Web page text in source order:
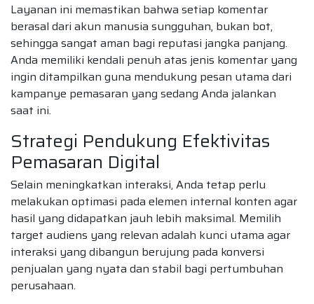
Layanan ini memastikan bahwa setiap komentar
berasal dari akun manusia sungguhan, bukan bot,
sehingga sangat aman bagi reputasi jangka panjang.
Anda memiliki kendali penuh atas jenis komentar yang
ingin ditampilkan guna mendukung pesan utama dari
kampanye pemasaran yang sedang Anda jalankan
saat ini.
Strategi Pendukung Efektivitas
Pemasaran Digital
Selain meningkatkan interaksi, Anda tetap perlu
melakukan optimasi pada elemen internal konten agar
hasil yang didapatkan jauh lebih maksimal. Memilih
target audiens yang relevan adalah kunci utama agar
interaksi yang dibangun berujung pada konversi
penjualan yang nyata dan stabil bagi pertumbuhan
perusahaan.